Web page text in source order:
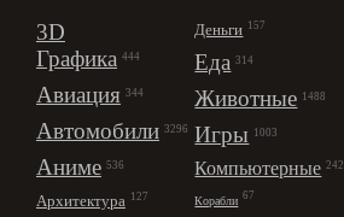
3D
Графика 444
Авиация 344
Автомобили 3296
Аниме 536
Архитектура 127
Деньги 157
Еда 314
Животные 1488
Игры 1003
Компьютерные 242
Корабли 67